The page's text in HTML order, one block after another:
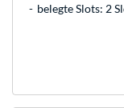
belegte Slots: 2